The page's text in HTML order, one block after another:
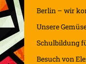
Berlin – wir
Unsere
Schulbildung
Besuch von